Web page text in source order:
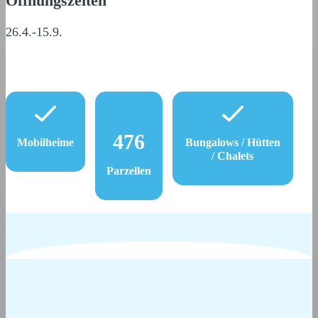
26.4.-15.9.
Mobilheime 476
Parzellen
Bungalows / Hütten
/ Chalets